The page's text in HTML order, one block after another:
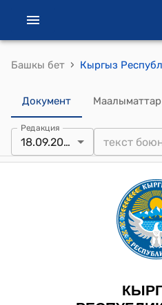
Башкы бет ›
Документ Маалыматтар
Редакция
18.09.2023